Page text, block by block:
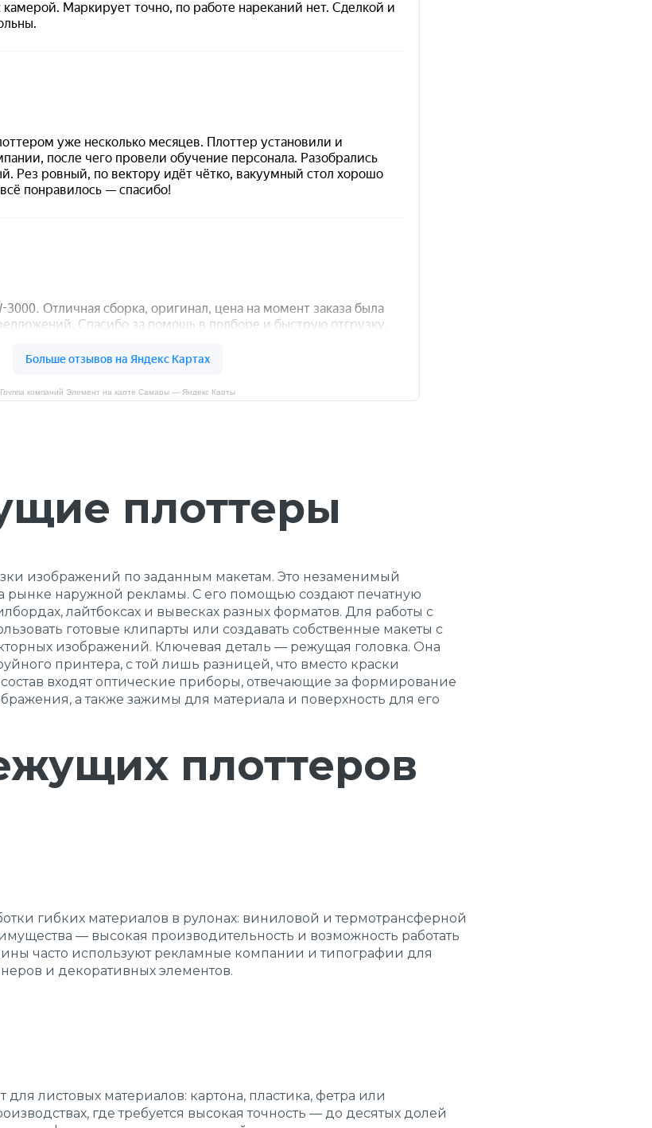
Группа компаний Элемент на карте Самары — Яндекс Карты
плоттеры
изображений по заданным макетам. Это незаменимый
рынке наружной рекламы. С его помощью создают печатную
лайтбоксах и вывесках разных форматов. Для работы с
готовые клипарты или создавать собственные макеты с
изображений. Ключевая деталь — режущая головка. Она
принтера, с той лишь разницей, что вместо краски
входят оптические приборы, отвечающие за формирование
а также зажимы для материала и поверхность для его
плоттеров
гибких материалов в рулонах: виниловой и термотрансферной
— высокая производительность и возможность работать
часто используют рекламные компании и типографии для
и декоративных элементов.
листовых материалов: картона, пластика, фетра или
где требуется высокая точность — до десятых долей